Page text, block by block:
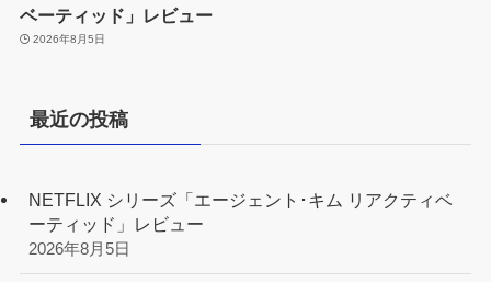
ベーティッド」レビュー
2026年8月5日
最近の投稿
NETFLIX シリーズ「エージェント･キム リアクティベ
ーティッド」レビュー
2026年8月5日